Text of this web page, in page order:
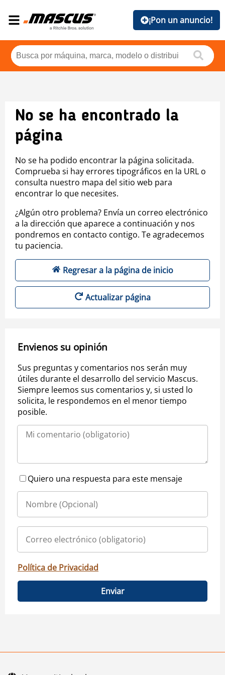
¡Pon un anuncio!
No se ha encontrado la
página
No se ha podido encontrar la página solicitada.
Comprueba si hay errores tipográficos en la URL o
consulta nuestro mapa del sitio web para
encontrar lo que necesites.
¿Algún otro problema? Envía un correo electrónico
a la dirección que aparece a continuación y nos
pondremos en contacto contigo. Te agradecemos
tu paciencia.
Regresar a la página de inicio
Actualizar página
Envienos su opinión
Sus preguntas y comentarios nos serán muy
útiles durante el desarrollo del servicio Mascus.
Siempre leemos sus comentarios y, si usted lo
solicita, le respondemos en el menor tiempo
posible.
Quiero una respuesta para este mensaje
Política de Privacidad
Enviar